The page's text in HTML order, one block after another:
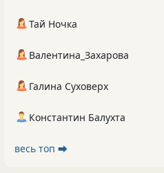
Тай Ночка
Валентина_Захарова
Галина Суховерх
Константин Балухта
весь топ ⮕